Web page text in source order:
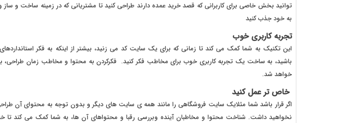
توانید بخش خاصی برای کاربرانی که قصد خرید عمده دارند طراحی کنید تا مشتریانی که در زمینه ساخت و ساز
به خود جذب کنید
تجربه کاربری خوب
این تکنیک به شما کمک می کند تا زمانی که برای یک سایت کد می زنید، بیشتر از اینکه به فکر
باشید، به ساخت یک تجربه کاربری خوب برای مخاطب فکر کنید. فکرکردن به محتوا و مخاطب زمان طراحی،
خواهد شد.
خاص تر عمل کنید
اگر قرار باشد شما مثلایک سایت فروشگاهی را مانند همه ی سایت های دیگر و بدون توجه به محتوای آن
نخواهید داشت. شناخت محتوا و مخاطبان آینده وبررسی رقبا و محتواهای آن ها، به شما کمک می کند تا